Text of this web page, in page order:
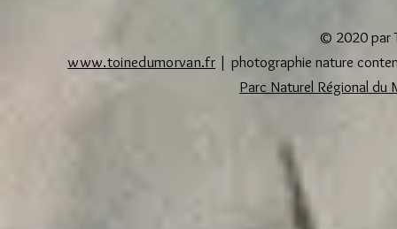
© 2020 par
www.toinedumorvan.fr
photographie nature
Parc Naturel Régional du